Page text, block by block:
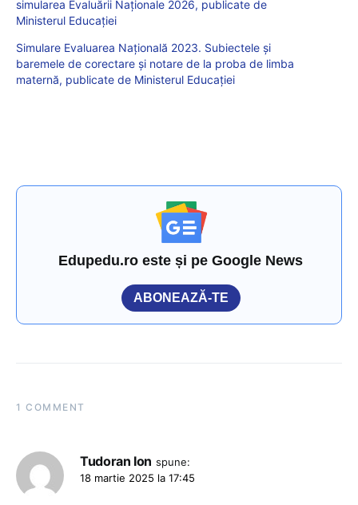
simularea Evaluării Naționale 2026, publicate de
Ministerul Educației
Simulare Evaluarea Națională 2023. Subiectele și
baremele de corectare și notare de la proba de limba
maternă, publicate de Ministerul Educației
Edupedu.ro este și pe Google News
ABONEAZĂ-TE
1 COMMENT
Tudoran Ion spune:
18 martie 2025 la 17:45